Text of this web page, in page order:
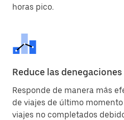
horas pico.
Reduce las
Responde de manera más
de viajes de último
viajes no completados